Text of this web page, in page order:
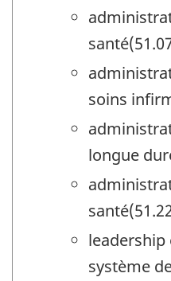
soins
longue
système